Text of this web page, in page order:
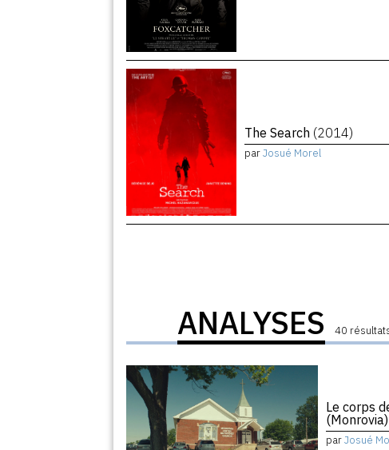
The Search (2014)
parJosué Morel
ANALYSES 40
Le corps
(Monrovia)
parJosué